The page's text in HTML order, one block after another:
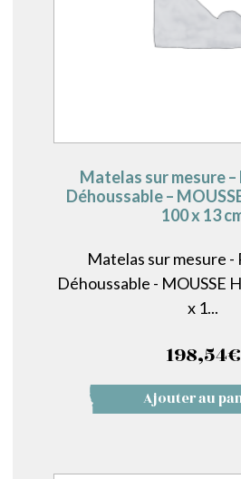
Matelas sur mesure –
Déhoussable –
100 x 13
Matelas sur mesure -
Déhoussable - MOUSSE
x 1...
198,54€
Ajouter au